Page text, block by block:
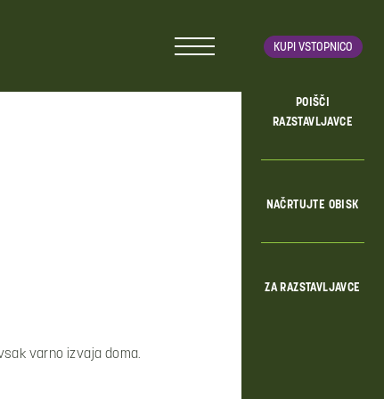
KUPI VSTOPNICO
POIŠČI
RAZSTAVLJAVCE
NAČRTUJTE OBISK
ZA RAZSTAVLJAVCE
varno izvaja doma.